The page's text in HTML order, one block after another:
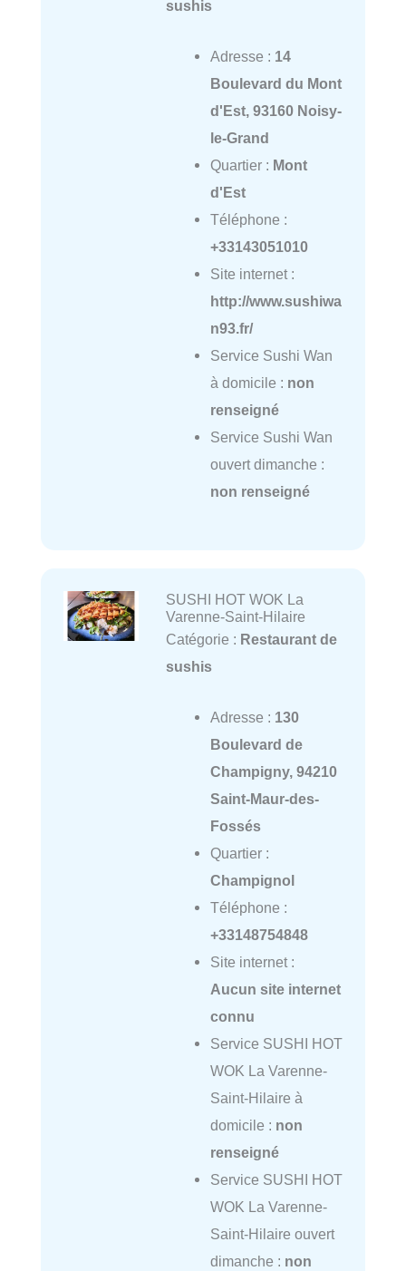
sushis
Adresse : 14
Boulevard du Mont
d'Est, 93160 Noisy-
le-Grand
Quartier : Mont
d'Est
Téléphone :
+33143051010
Site internet :
http://www.sushiwa
n93.fr/
Service Sushi Wan
à domicile : non
renseigné
Service Sushi Wan
ouvert dimanche :
non renseigné
SUSHI HOT WOK La
Varenne-Saint-Hilaire
Catégorie : Restaurant de
sushis
Adresse : 130
Boulevard de
Champigny, 94210
Saint-Maur-des-
Fossés
Quartier :
Champignol
Téléphone :
+33148754848
Site internet :
Aucun site internet
connu
Service SUSHI HOT
WOK La Varenne-
Saint-Hilaire à
domicile : non
renseigné
Service SUSHI HOT
WOK La Varenne-
Saint-Hilaire ouvert
dimanche : non